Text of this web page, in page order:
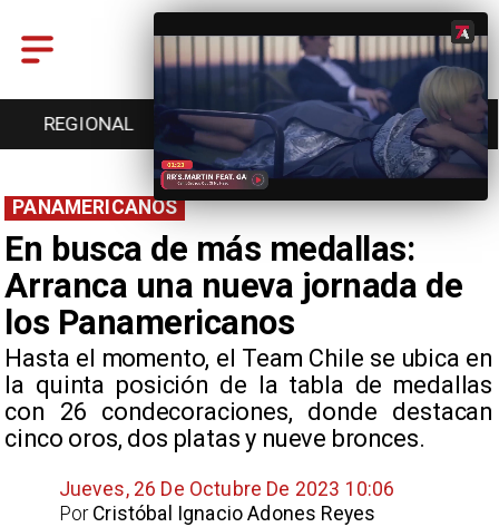
ENTRETENCIÓN DEPORTES CULTURA
En busca de más medallas:
Arranca una nueva jornada de
los Panamericanos
​Hasta el momento, el Team Chile se ubica en
la quinta posición de la tabla de medallas
con 26 condecoraciones, donde destacan
cinco oros, dos platas y nueve bronces.
PANAMERICANOS
Jueves, 26 De Octubre De 2023 10:06
Cristóbal Ignacio Adones Reyes
Por